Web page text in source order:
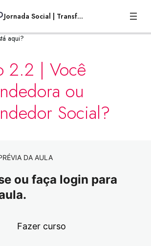
Jornada Social | TransformAção
que empreendedorismo
que empreendedorismo
Visualização
empreendedorismo social?
Empreendedora ou
Visualização
aqui?
2.2 | Você
ou
Social?
DA AULA
ou faça login para
Fazer curso